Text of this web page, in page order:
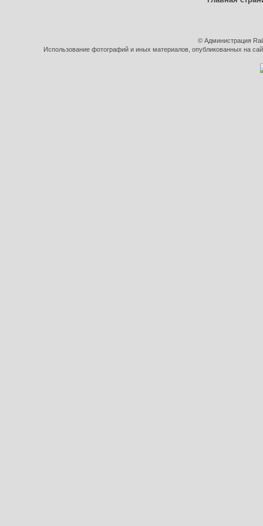
© Администрация
Использование фотографий и иных материалов, опубликованных на